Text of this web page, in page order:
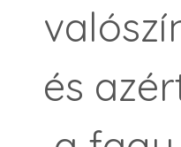
és